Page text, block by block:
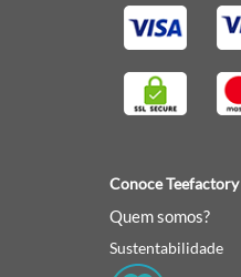
Conoce Teefactory
Quem somos?
Sustentabilidade